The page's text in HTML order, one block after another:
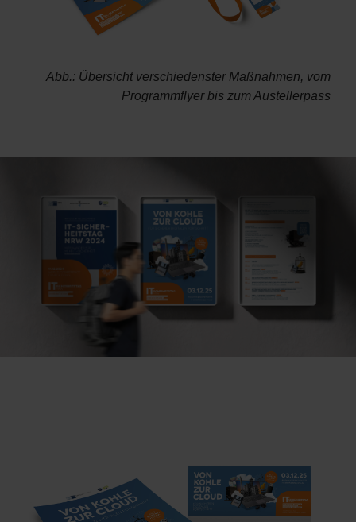
Abb.: Übersicht verschiedenster Maßnahmen, vom
Programmflyer bis zum Austellerpass